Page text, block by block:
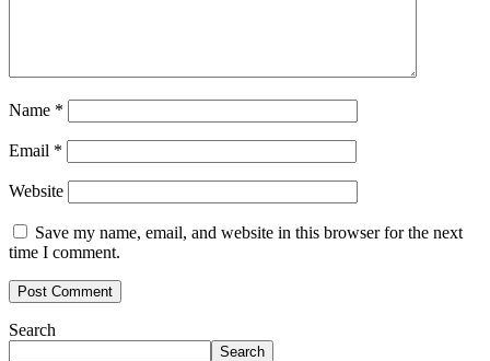
Name *
Email *
Website
Save my name, email, and website in this browser for the next
time I comment.
Search
Search